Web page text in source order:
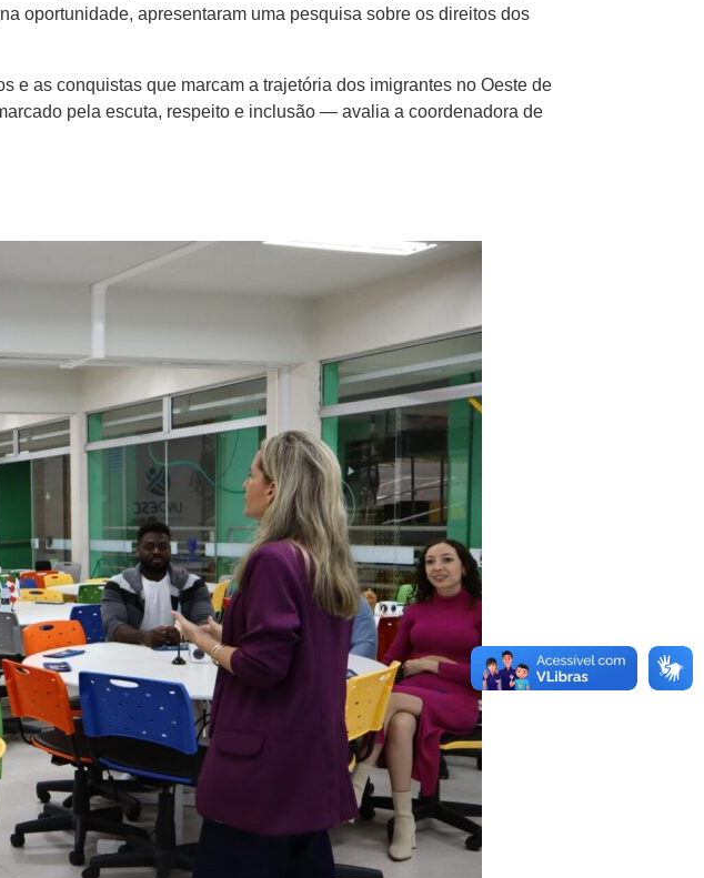
oportunidade, apresentaram uma pesquisa sobre os direitos dos
as conquistas que marcam a trajetória dos imigrantes no Oeste de
pela escuta, respeito e inclusão — avalia a coordenadora de